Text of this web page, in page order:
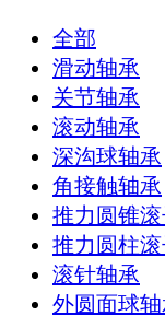
全部
滑动轴承
关节轴承
滚动轴承
深沟球轴承
角接触轴承
推力圆锥
推力圆柱
滚针轴承
外圆面球